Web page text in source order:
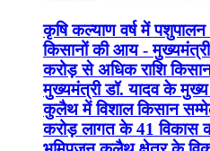
कृषि कल्याण वर्ष में
किसानों की आय -
करोड़ से अधिक राशि
मुख्यमंत्री डॉ. यादव के
कुलैथ में विशाल किसान
करोड़ लागत के 41 विकास